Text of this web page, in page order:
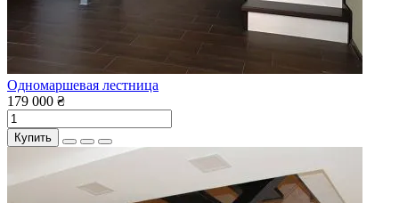
Одномаршевая лестница
179 000 ₴
Купить